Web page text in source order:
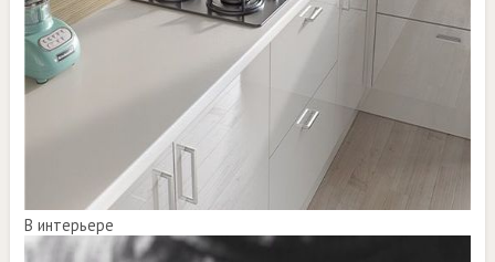
В интерьере